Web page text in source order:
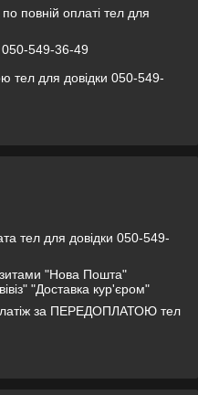
повній оплаті тел для
050-549-36-49
тел для довідки 050-549-
тел для довідки 050-549-
"Нова Пошта"
"Доставка кур'єром"
за ПЕРЕДОПЛАТОЮ тел